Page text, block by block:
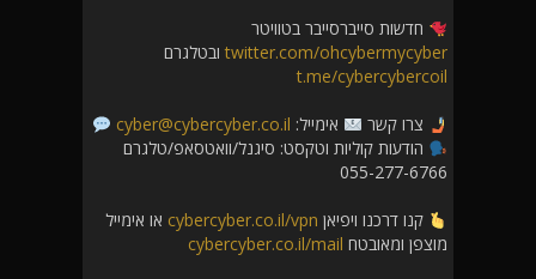
חדשות סייברסייבר בטוויטר
twitter.com/ohcybermycyberובטלגרם
t.me/cybercybercoil
צרו קשר אימייל: cyber@cybercyber.co.il
הודעות קוליות וטקסט: סיגנל/וואטסאפ/טלגרם
055-277-6766
קנו דרכנו ויפיאן cybercyber.co.il/vpn או אימייל
מוצפן ומאובטח cybercyber.co.il/mail